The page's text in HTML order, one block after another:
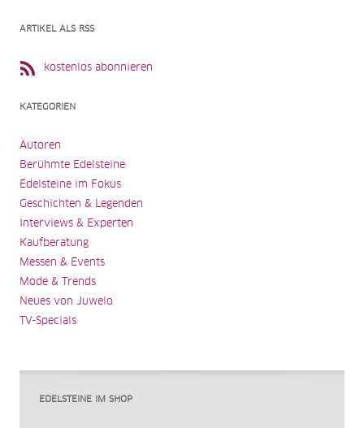
ARTIKEL ALS RSS
kostenlos abonnieren
KATEGORIEN
Autoren
Berühmte Edelsteine
Edelsteine im Fokus
Geschichten & Legenden
Interviews & Experten
Kaufberatung
Messen & Events
Mode & Trends
Neues von Juwelo
TV-Specials
EDELSTEINE IM SHOP